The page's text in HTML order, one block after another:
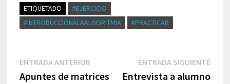
ETIQUETADO
#EJERCICIO
#INTRODUCCIONALAALGORITMIA
#PRACTICAR
Navegación
entradas
ENTRADA ANTERIOR
anterior:
Apuntes de matrices
ENTRADA SIGUIENTE
Entrevista a alumno